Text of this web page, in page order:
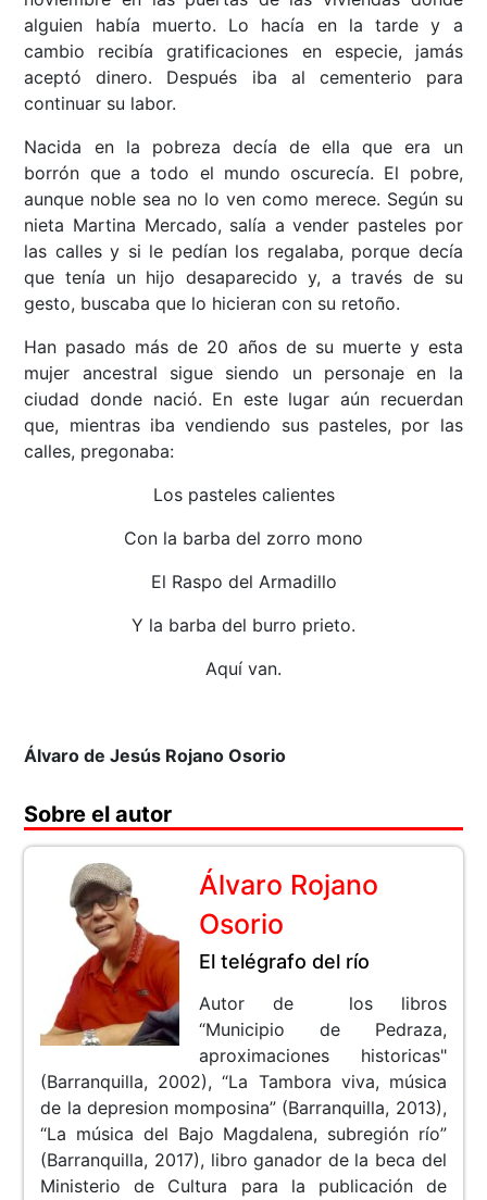
alguien había muerto. Lo hacía en la tarde y a
cambio recibía gratificaciones en especie, jamás
aceptó dinero. Después iba al cementerio para
continuar su labor.
Nacida en la pobreza decía de ella que era un
borrón que a todo el mundo oscurecía. El pobre,
aunque noble sea no lo ven como merece. Según su
nieta Martina Mercado, salía a vender pasteles por
las calles y si le pedían los regalaba, porque decía
que tenía un hijo desaparecido y, a través de su
gesto, buscaba que lo hicieran con su retoño.
Han pasado más de 20 años de su muerte y esta
mujer ancestral sigue siendo un personaje en la
ciudad donde nació. En este lugar aún recuerdan
que, mientras iba vendiendo sus pasteles, por las
calles, pregonaba:
Los pasteles calientes
Con la barba del zorro mono
El Raspo del Armadillo
Y la barba del burro prieto.
Aquí van.
Álvaro de Jesús Rojano Osorio
Sobre el autor
Álvaro Rojano
Osorio
El telégrafo del río
Autor de los libros
“Municipio de Pedraza,
aproximaciones historicas"
(Barranquilla, 2002), “La Tambora viva, música
de la depresion momposina” (Barranquilla, 2013),
“La música del Bajo Magdalena, subregión río”
(Barranquilla, 2017), libro ganador de la beca del
Ministerio de Cultura para la publicación de